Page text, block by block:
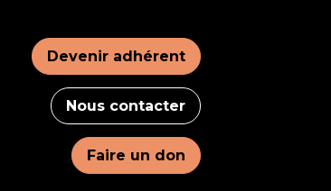
Devenir adhérent
Nous contacter
Faire un don